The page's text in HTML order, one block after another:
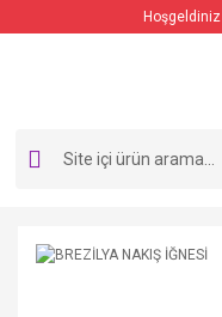
Hoşgeldiniz